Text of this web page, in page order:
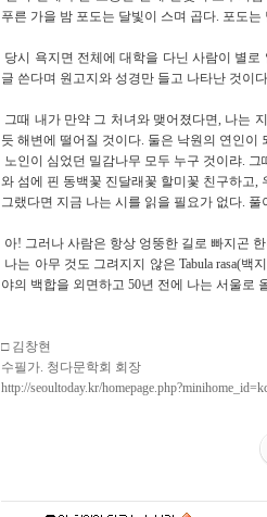
푸른 가을 밤 포도는 달빛이 스며 곱다. 포도
당시 욕지면 전체에 대학을 다닌 사람이 별
글 쓴다며 원고지와 성경만 들고 나타난 것이
그때 내가 만약 그 처녀와 맺어졌다면, 나는
듯 해변에 떨어질 것이다. 둘은 낙원의 연인이
노인이 심었던 밀감나무 모두 누구 것이랴.
와 섬에 핀 동백꽃 진달래꽃 할미꽃 친구하고,
그랬다면 지금 나는 시를 읽을 필요가 없다.
아! 그러나 사람은 항상 엉뚱한 길로 빠지곤
나는 아무 것도 그려지지 않은 Tabula rasa(
야의 백합을 외면하고 50년 전에 나는 서울로
□ 김창현
수필가. 청다문학회 회장
http://seoultoday.kr/